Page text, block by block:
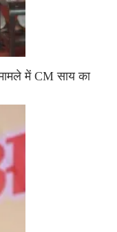
में CM साय का